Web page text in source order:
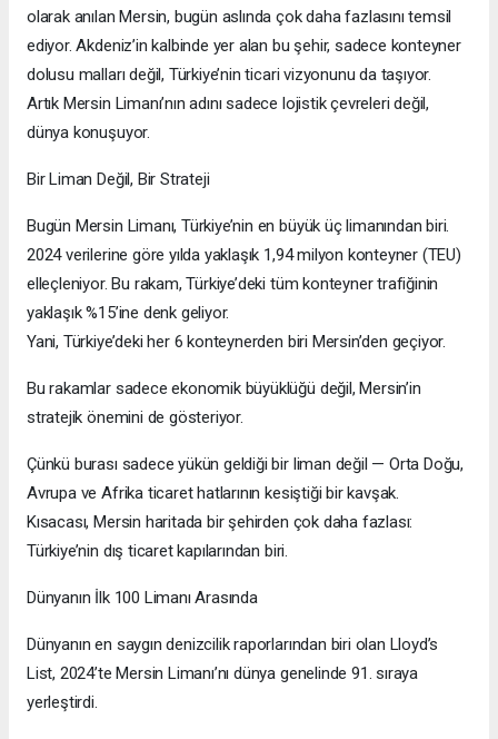
olarak anılan Mersin, bugün aslında çok daha fazlasını temsil
ediyor. Akdeniz’in kalbinde yer alan bu şehir, sadece konteyner
dolusu malları değil, Türkiye’nin ticari vizyonunu da taşıyor.
Artık Mersin Limanı’nın adını sadece lojistik çevreleri değil,
dünya konuşuyor.
Bir Liman Değil, Bir Strateji
Bugün Mersin Limanı, Türkiye’nin en büyük üç limanından biri.
2024 verilerine göre yılda yaklaşık 1,94 milyon konteyner (TEU)
elleçleniyor. Bu rakam, Türkiye’deki tüm konteyner trafiğinin
yaklaşık %15’ine denk geliyor.
Yani, Türkiye’deki her 6 konteynerden biri Mersin’den geçiyor.
Bu rakamlar sadece ekonomik büyüklüğü değil, Mersin’in
stratejik önemini de gösteriyor.
Çünkü burası sadece yükün geldiği bir liman değil — Orta Doğu,
Avrupa ve Afrika ticaret hatlarının kesiştiği bir kavşak.
Kısacası, Mersin haritada bir şehirden çok daha fazlası:
Türkiye’nin dış ticaret kapılarından biri.
Dünyanın İlk 100 Limanı Arasında
Dünyanın en saygın denizcilik raporlarından biri olan Lloyd’s
List, 2024’te Mersin Limanı’nı dünya genelinde 91. sıraya
yerleştirdi.